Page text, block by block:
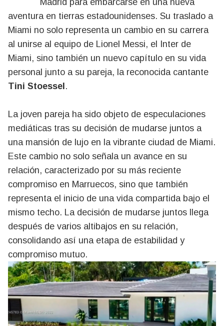
Madrid para embarcarse en una nueva
aventura en tierras estadounidenses. Su traslado a
Miami no solo representa un cambio en su carrera
al unirse al equipo de Lionel Messi, el Inter de
Miami, sino también un nuevo capítulo en su vida
personal junto a su pareja, la reconocida cantante
Tini Stoessel .
La joven pareja ha sido objeto de especulaciones
mediáticas tras su decisión de mudarse juntos a
una mansión de lujo en la vibrante ciudad de Miami.
Este cambio no solo señala un avance en su
relación, caracterizado por su más reciente
compromiso en Marruecos, sino que también
representa el inicio de una vida compartida bajo el
mismo techo. La decisión de mudarse juntos llega
después de varios altibajos en su relación,
consolidando así una etapa de estabilidad y
compromiso mutuo.